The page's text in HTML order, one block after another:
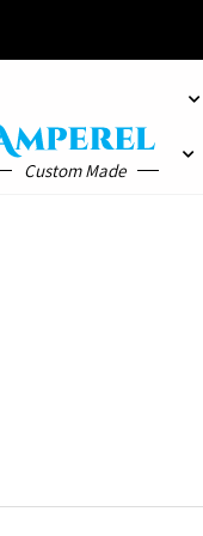
Custom Made